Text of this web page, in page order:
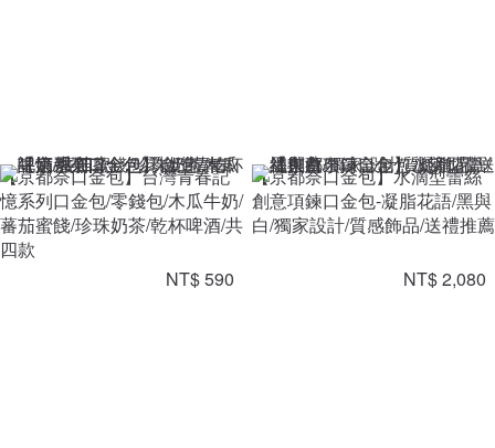
【京都奈口金包】台灣青春記
憶系列口金包/零錢包/木瓜牛奶/
蕃茄蜜餞/珍珠奶茶/乾杯啤酒/共
四款
NT$ 590
【京都奈口金包】水滴型蕾絲
創意項鍊口金包-凝脂花語/黑與
白/獨家設計/質感飾品/送禮推薦
NT$ 2,080